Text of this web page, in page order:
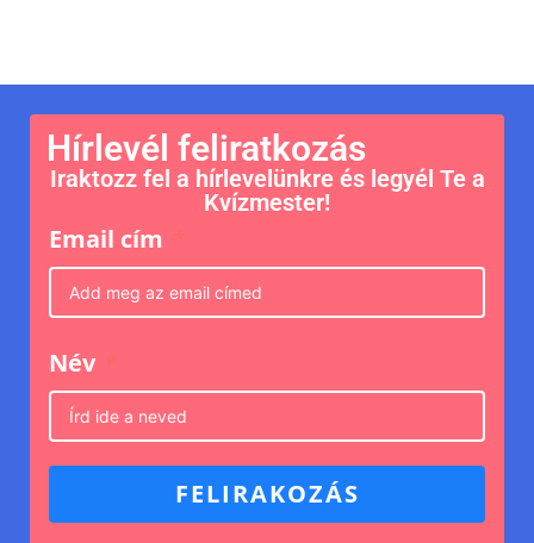
Hírlevél feliratkozás
Iraktozz fel a hírlevelünkre és legyél Te a
Kvízmester!
Email cím
Név
FELIRAKOZÁS